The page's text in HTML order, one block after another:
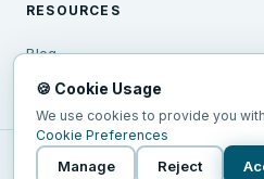
RESOURCES
Blog
hello@anatomi.io
2026Anatomi.io —All rights
🍪 Cookie Usage
We use cookies to provide you
Cookie Preferences
Manage Reject